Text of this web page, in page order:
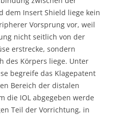
dem Insert Shield liege kein
Vorsprung vor, weil
nicht seitlich von der
erstrecke, sondern
des Körpers liege. Unter
begreife das Klagepatent
Bereich der distalen
die IOL abgegeben werde
Teil der Vorrichtung, in